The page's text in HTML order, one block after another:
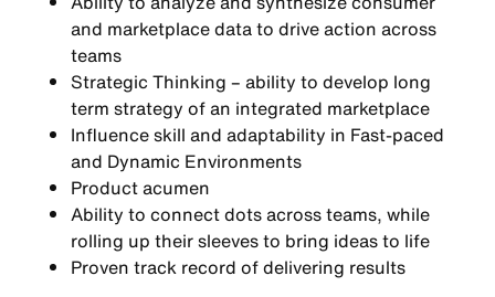
and marketplace data to drive action across
teams
Strategic Thinking – ability to develop long
term strategy of an integrated marketplace
Influence skill and adaptability in Fast-paced
and Dynamic Environments
Product acumen
Ability to connect dots across teams, while
rolling up their sleeves to bring ideas to life
Proven track record of delivering results